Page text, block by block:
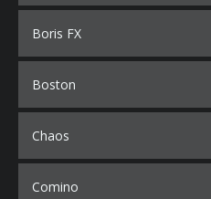
Boris FX
Boston
Chaos
Comino